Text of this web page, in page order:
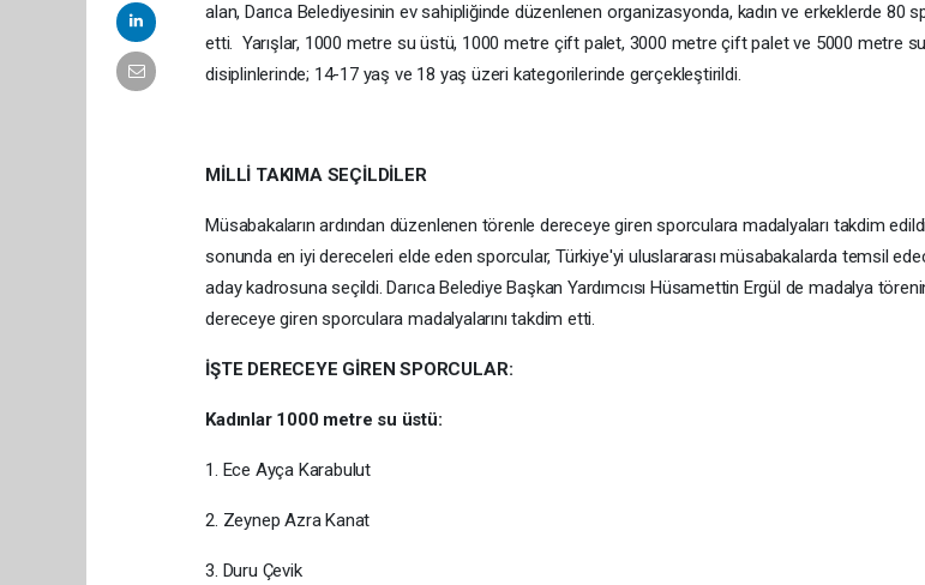
alan, Darıca Belediyesinin ev sahipliğinde düzenlenen organizasyonda, kadın ve erkeklerde 80
etti. Yarışlar, 1000 metre su üstü, 1000 metre çift palet, 3000 metre çift palet ve 5000 metre
disiplinlerinde; 14-17 yaş ve 18 yaş üzeri kategorilerinde gerçekleştirildi.
MİLLİ TAKIMA SEÇİLDİLER
Müsabakaların ardından düzenlenen törenle dereceye giren sporculara madalyaları takdim
sonunda en iyi dereceleri elde eden sporcular, Türkiye'yi uluslararası müsabakalarda temsil
aday kadrosuna seçildi. Darıca Belediye Başkan Yardımcısı Hüsamettin Ergül de madalya
dereceye giren sporculara madalyalarını takdim etti.
İŞTE DERECEYE GİREN SPORCULAR:
Kadınlar 1000 metre su üstü:
1. Ece Ayça Karabulut
2. Zeynep Azra Kanat
3. Duru Çevik